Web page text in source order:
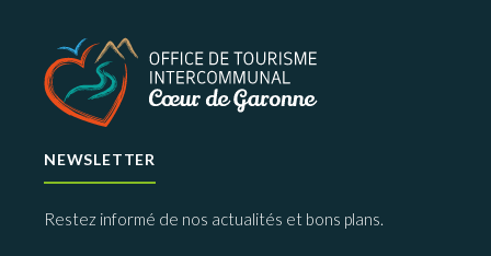
NEWSLETTER
Restez informé de nos actualités et bons plans.